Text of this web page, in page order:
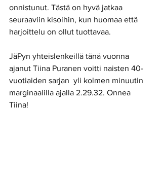
onnistunut. Tästä on hyvä jatkaa
seuraaviin kisoihin, kun huomaa että
harjoittelu on ollut tuottavaa.
JäPyn yhteislenkeillä tänä vuonna
ajanut Tiina Puranen voitti naisten 40-
vuotiaiden sarjan  yli kolmen minuutin
marginaalilla ajalla 2.29.32. Onnea
Tiina!